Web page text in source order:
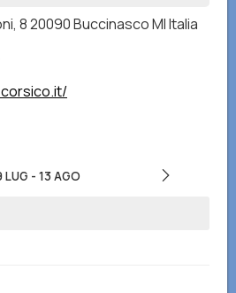
8 20090 Buccinasco MI Italia
LUG - 13 AGO